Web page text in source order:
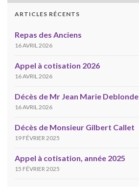
ARTICLES RÉCENTS
Repas des Anciens
16 AVRIL 2026
Appel à cotisation 2026
16 AVRIL 2026
Décès de Mr Jean Marie Deblonde
16 AVRIL 2026
Décès de Monsieur Gilbert Callet
19 FÉVRIER 2025
Appel à cotisation, année 2025
15 FÉVRIER 2025